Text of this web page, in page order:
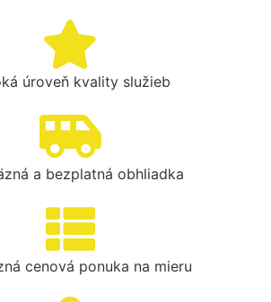
úroveň kvality služieb
a bezplatná obhliadka
cenová ponuka na mieru